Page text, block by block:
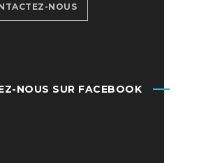
NOUS
NOUS SUR FACEBOOK